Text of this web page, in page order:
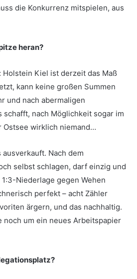
die Konkurrenz mitspielen, aus
heran?
Holstein Kiel ist derzeit das Maß
kann keine großen Summen
und nach abermaligen
nach Möglichkeit sogar im
Ostsee wirklich niemand…
Nach dem
selbst schlagen, darf einzig und
Niederlage gegen Wehen
perfekt – acht Zähler
ärgern, und das nachhaltig.
um ein neues Arbeitspapier